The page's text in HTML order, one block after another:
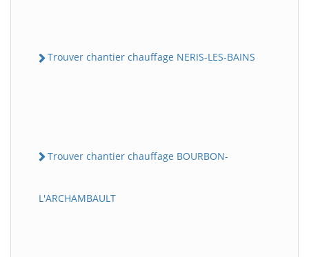
Trouver chantier chauffage NERIS-LES-BAINS
Trouver chantier chauffage BOURBON-
L'ARCHAMBAULT